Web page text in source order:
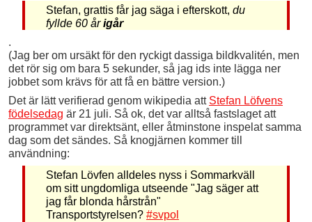
Stefan, grattis får jag säga i efterskott, du
fyllde 60 årigår
.
(Jag ber om ursäkt för den ryckigt dassiga bildkvalitén, men
det rör sig om bara 5 sekunder, så jag ids inte lägga ner
jobbet som krävs för att få en bättre version.)
Det är lätt verifierad genom wikipedia att Stefan Löfvens
födelsedag är 21 juli. Så ok, det var alltså fastslaget att
programmet var direktsänt, eller åtminstone inspelat samma
dag som det sändes. Så knogjärnen kommer till
användning:
Stefan Lövfen alldeles nyss i Sommarkväll
om sitt ungdomliga utseende "Jag säger att
jag får blonda hårstrån"
Transportstyrelsen? #svpol